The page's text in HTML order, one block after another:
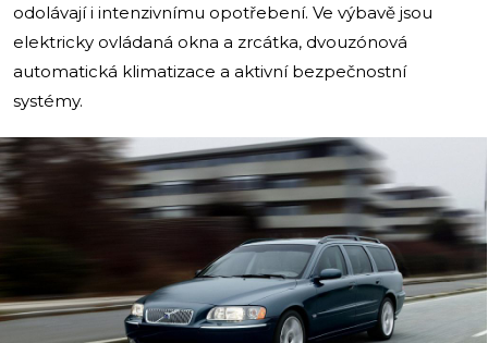
odolávají i intenzivnímu opotřebení. Ve výbavě jsou
elektricky ovládaná okna a zrcátka, dvouzónová
automatická klimatizace a aktivní bezpečnostní
systémy.